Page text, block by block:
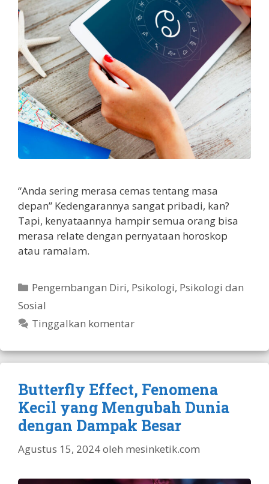
“Anda sering merasa cemas tentang masa
depan” Kedengarannya sangat pribadi, kan?
Tapi, kenyataannya hampir semua orang bisa
merasa relate dengan pernyataan horoskop
atau ramalam.
Kategori
Pengembangan Diri, Psikologi, Psikologi dan
Sosial
Tinggalkan komentar
Butterfly Effect, Fenomena
Kecil yang Mengubah Dunia
dengan Dampak Besar
Agustus 15, 2024oleh mesinketik.com